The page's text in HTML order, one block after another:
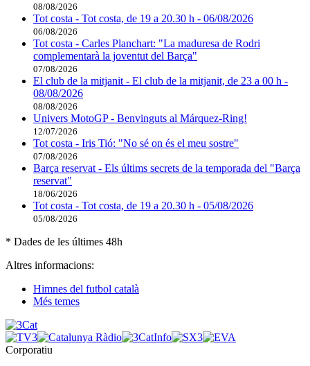
08/08/2026
Tot costa - Tot costa, de 19 a 20.30 h - 06/08/2026
06/08/2026
Tot costa - Carles Planchart: "La maduresa de Rodri
complementarà la joventut del Barça"
07/08/2026
El club de la mitjanit - El club de la mitjanit, de 23 a 00 h -
08/08/2026
08/08/2026
Univers MotoGP - Benvinguts al Márquez-Ring!
12/07/2026
Tot costa - Iris Tió: "No sé on és el meu sostre"
07/08/2026
Barça reservat - Els últims secrets de la temporada del "Barça
reservat"
18/06/2026
Tot costa - Tot costa, de 19 a 20.30 h - 05/08/2026
05/08/2026
* Dades de les últimes 48h
Altres informacions:
Himnes del futbol català
Més temes
Corporatiu